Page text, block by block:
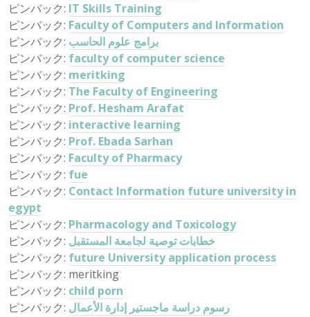
ピンバック: IT Skills Training
ピンバック: Faculty of Computers and Information
ピンバック: برامج علوم الحاسب
ピンバック: faculty of computer science
ピンバック: meritking
ピンバック: The Faculty of Engineering
ピンバック: Prof. Hesham Arafat
ピンバック: interactive learning
ピンバック: Prof. Ebada Sarhan
ピンバック: Faculty of Pharmacy
ピンバック: fue
ピンバック: Contact Information future university in
egypt
ピンバック: Pharmacology and Toxicology
ピンバック: خطابات توصية لجامعة المستقبل
ピンバック: future University application process
ピンバック: meritking
ピンバック: child porn
ピンバック: رسوم دراسة ماجستير إدارة الأعمال